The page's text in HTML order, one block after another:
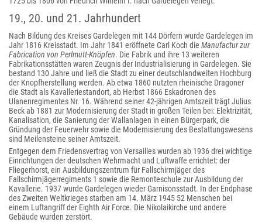
19., 20. und 21. Jahrhundert
Nach Bildung des Kreises Gardelegen mit 144 Dörfern wurde Gardelegen im
Jahr 1816 Kreisstadt. Im Jahr 1841 eröffnete Carl Koch die Manufactur zur
Fabrication von Perlmutt-Knöpfen. Die Fabrik und ihre 13 weiteren
Fabrikationsstätten waren Zeugnis der Industrialisierung in Gardelegen. Sie
bestand 130 Jahre und liеß die Stadt zu einer deutschlandweiten Hochburg
der Knopfherstellung werden. Ab etwa 1860 nutzten rheinische Dragoner
die Stadt als Kavalleriestandort, ab Herbst 1866 Eskadronen des
Ulanenregimentes Nr. 16. Während seiner 42-jährigen Amtszeit trägt Julius
Beck ab 1881 zur Modernisierung der Stadt in großen Teilen bei: Elektrizität,
Kanalisation, die Sanierung der Wallanlagen in einen Bürgerpark, die
Gründung der Feuerwehr sowie die Modernisierung des Bestattungswesens
sind Meilensteine seiner Amtszeit.
Entgegen dem Friedensvertrag von Versailles wurden ab 1936 drei wichtige
Einrichtungen der deutschen Wehrmacht und Luftwaffe errichtet: der
Fliegerhorst, ein Ausbildungszentrum für Fallschirmjäger des
Fallschirmjägerregiments 1 sowie die Remonteschule zur Ausbildung der
Kavallerie. 1937 wurde Gardelegen wieder Garnisonsstadt. In der Endphase
des Zweiten Weltkrieges starben am 14. März 1945 52 Menschen bei
einem Luftangriff der Eighth Air Force. Die Nikolaikirche und andere
Gebäude wurden zerstört.